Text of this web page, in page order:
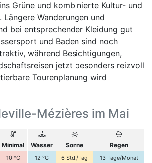
Grüne und kombinierte Kultur- und
Längere Wanderungen und
bei entsprechender Kleidung gut
und Baden sind noch
während Besichtigungen,
jetzt besonders reizvoll
Tourenplanung wird
Mézières im Mai
Minimal Wasser Sonne Regen
10 °C 12 °C 6 Std./Tag 13 Tage/Monat